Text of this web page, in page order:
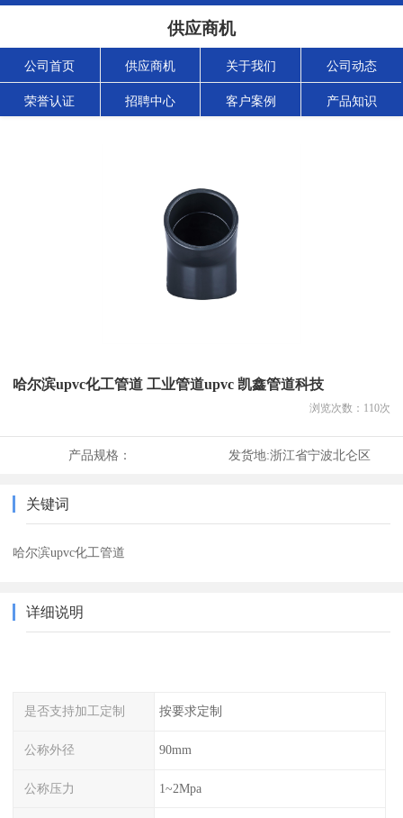
供应商机
公司首页 供应商机 关于我们 公司动态
荣誉认证 招聘中心 客户案例 产品知识
哈尔滨upvc化工管道 工业管道upvc 凯鑫管道科技
浏览次数： 110次
产品规格： 发货地:浙江省宁波北仑区
关键词
哈尔滨upvc化工管道
详细说明
是否支持加工定制 按要求定制
公称外径 90mm
公称压力 1~2Mpa